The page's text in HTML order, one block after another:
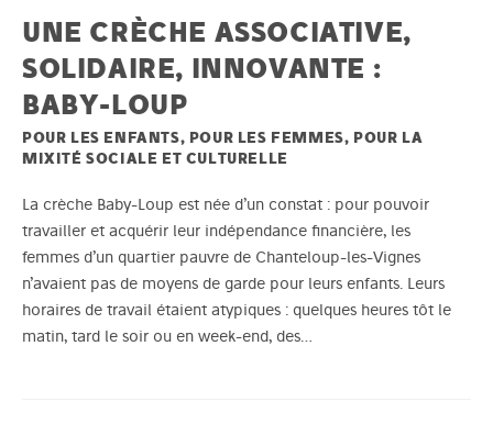
UNE CRÈCHE ASSOCIATIVE,
SOLIDAIRE, INNOVANTE :
BABY-LOUP
POUR LES ENFANTS, POUR LES FEMMES, POUR LA
MIXITÉ SOCIALE ET CULTURELLE
La crèche Baby-Loup est née d’un constat : pour pouvoir
travailler et acquérir leur indépendance financière, les
femmes d’un quartier pauvre de Chanteloup-les-Vignes
n’avaient pas de moyens de garde pour leurs enfants. Leurs
horaires de travail étaient atypiques : quelques heures tôt le
matin, tard le soir ou en week-end, des…